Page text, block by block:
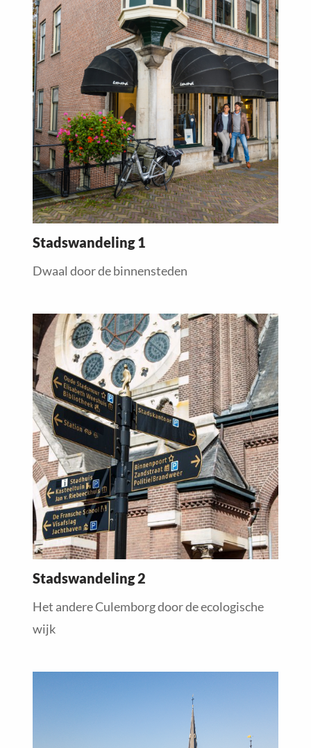
Stadswandeling 1
Dwaal door de binnensteden
about
Stadswandeling 2
Het andere Culemborg door de ecologische
wijk
Read
more
about